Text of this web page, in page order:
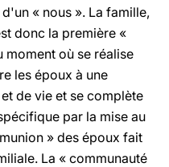
« nous ». La famille,
donc la première «
moment où se réalise
les époux à une
de vie et se complète
par la mise au
» des époux fait
La « communauté